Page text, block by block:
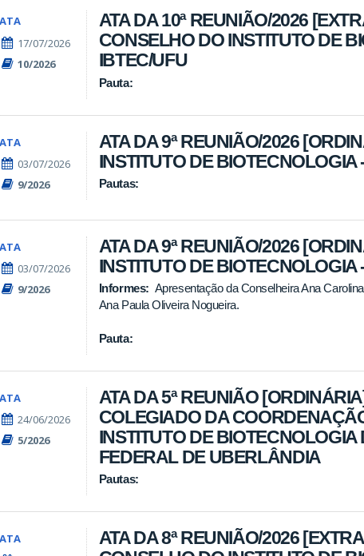
ATA
17/07/2026
10/2026
ATA DA 10ª REUNIÃO/2026
CONSELHO DO INSTITUTO DE
IBTEC/UFU
Pauta:
ATA
03/07/2026
9/2026
ATA DA 9ª REUNIÃO/2026
INSTITUTO DE BIOTECNOLOGIA
Pautas:
ATA
03/07/2026
9/2026
ATA DA 9ª REUNIÃO/2026
INSTITUTO DE BIOTECNOLOGIA
Informes: Apresentação da Conselheira Ana
Ana Paula Oliveira Nogueira.
Pauta:
ATA
24/06/2026
5/2026
ATA DA 5ª REUNIÃO
COLEGIADO DA
INSTITUTO DE
FEDERAL DE UBERLÂNDIA
Pautas:
ATA
ATA DA 8ª REUNIÃO/2026